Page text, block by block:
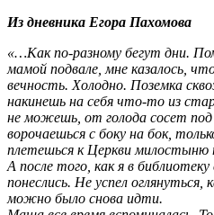
Из дневника Егора Пахомова
«…Как по-разному бегут дни.
мамой подвале, мне казалось,
вечность. Холодно. Поземка
накинешь на себя что-то из
не можешь, от голода сосет
ворочаешься с боку на бок,
плетешься к Церкви милостыню
А после того, как я в библиотеку
понеслись. Не успел
можно было снова идти.